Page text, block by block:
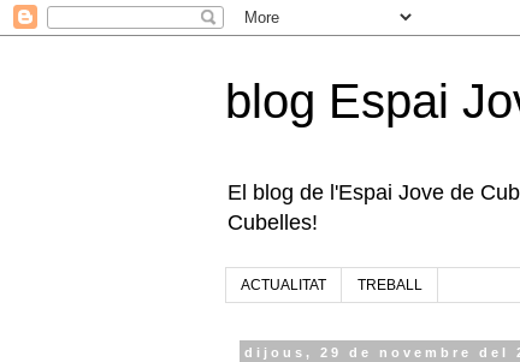
blog Espai
El blog de l'Espai Jove de
Cubelles!
ACTUALITAT TREBALL
dijous, 29 de novembre del